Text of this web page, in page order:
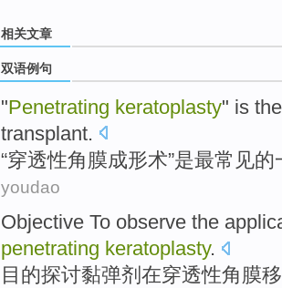
相关文章
双语例句
"Penetrating keratoplasty" is
transplant.
“穿透性角膜成形术”是最常见的
youdao
Objective To observe the
penetrating keratoplasty.
目的探讨黏弹剂 在穿透性角膜